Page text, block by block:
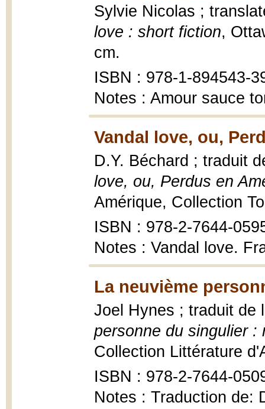
Sylvie Nicolas ;
love : short fiction,
cm.
ISBN : 978-1-894543-
Notes : Amour sauce
Vandal love, ou,
D.Y. Béchard ; traduit
love, ou, Perdus en
Amérique, Collection
ISBN : 978-2-7644-
Notes : Vandal love.
La neuvième
Joel Hynes ; traduit de
personne du singulier :
Collection Littérature
ISBN : 978-2-7644-
Notes : Traduction de: